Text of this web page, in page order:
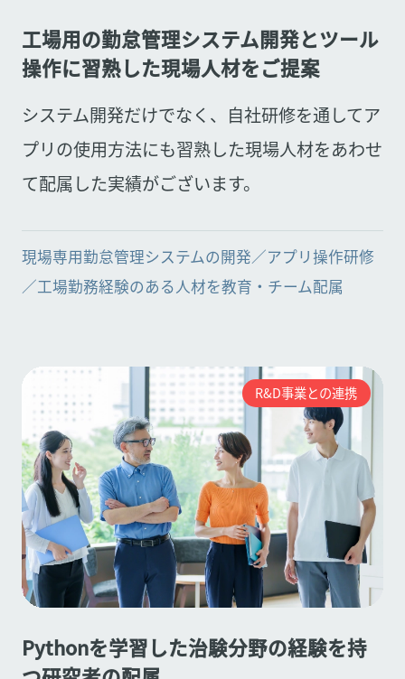
工場用の勤怠管理システム開発とツール
操作に習熟した現場人材をご提案
システム開発だけでなく、自社研修を通してア
プリの使用方法にも習熟した現場人材をあわせ
て配属した実績がございます。
現場専用勤怠管理システムの開発／アプリ操作研修
／工場勤務経験のある人材を教育・チーム配属
R&D事業との連携
Pythonを学習した治験分野の経験を持